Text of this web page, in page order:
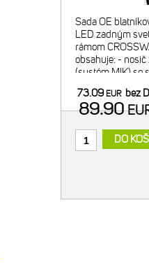
Sada OE
LED zadným
rámom
obsahuje: -
(systém MIK) so
blatník z
73.09EUR bez
89.90
DO